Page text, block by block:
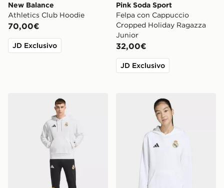
New Balance
Athletics Club Hoodie
70,00€
JD Exclusivo
Pink Soda Sport
Felpa con Cappuccio
Cropped Holiday Ragazza
Junior
32,00€
JD Exclusivo
adidas Felpa con cappuccio Avengers Real Madrid
adidas Felpa con